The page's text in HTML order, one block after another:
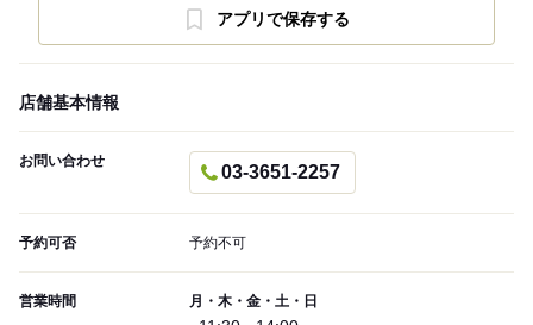
アプリで保存する
店舗基本情報
お問い合わせ
03-3651-2257
予約可否 予約不可
営業時間 月・木・金・土・日